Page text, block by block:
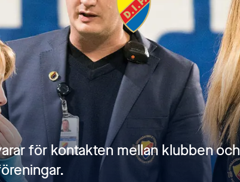
för kontakten mellan klubben och